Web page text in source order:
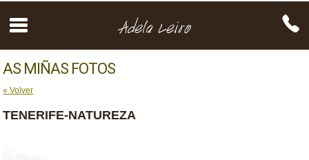
AS MIÑAS FOTOS
« Volver
TENERIFE-NATUREZA